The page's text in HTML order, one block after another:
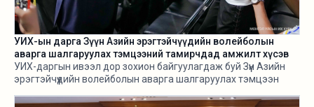
УИХ-ын дарга Зүүн Азийн эрэгтэйчүүдийн волейболын
аварга шалгаруулах тэмцээний тамирчдад амжилт хүсэв
УИХ-даргын ивээл дор зохион байгуулагдаж буй Зүүн Азийн
эрэгтэйчүүдийн волейболын аварга шалгаруулах тэмцээн